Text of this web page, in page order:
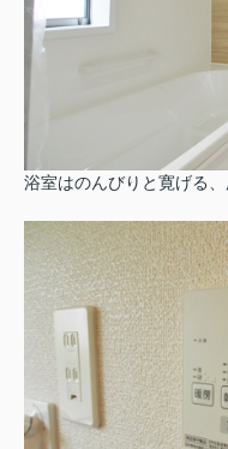
浴室はのんびりと寛げる、